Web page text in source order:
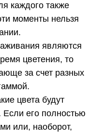
каждого также
моменты нельзя
являются
цветения, то
за счет разных
цвета будут
Если его полностью
или, наоборот,